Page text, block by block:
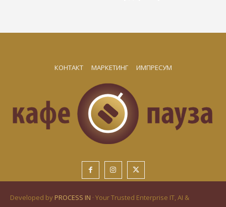
КОНТАКТ МАРКЕТИНГ ИМПРЕСУМ
Developed by PROCESS IN · Your Trusted Enterprise IT, AI &